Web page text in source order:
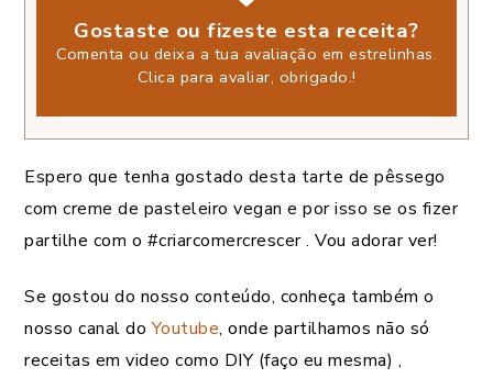
Gostaste ou fizeste esta receita?
Comenta ou deixa a tua avaliação em estrelinhas.
Clica para avaliar, obrigado.!
Espero que tenha gostado desta tarte de pêssego
com creme de pasteleiro vegan e por isso se os fizer
partilhe com o #criarcomercrescer . Vou adorar ver!
Se gostou do nosso conteúdo, conheça também o
nosso canal doYoutube, onde partilhamos não só
receitas em video como DIY (faço eu mesma) ,